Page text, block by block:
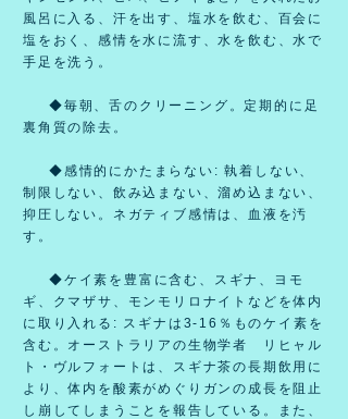
風呂に入る、汗を出す、塩水を飲む、百会に
塩をおく、感情を水に流す、水を飲む、水で
手足を洗う。
◆毎朝、舌のクリーニング。定期的に足
裏角質の除去。
◆感情的にかたまらない: 執着しない、
制限しない、飲み込まない、溜め込まない、
抑圧しない。ネガティブ感情は、血液を汚
す。
◆ケイ素を豊富に含む、スギナ、ヨモ
ギ、クマザサ、モンモリロナイトなどを体内
に取り入れる: スギナは3-16％ものケイ素を
含む。オーストラリアの生物学者 リヒャル
ト・ヴルフォートは、スギナ茶の長期飲用に
より、体内を酸素がめぐりガンの成長を阻止
し崩してしまうことを報告している。また、